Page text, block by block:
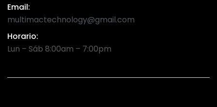
Email:
multimactechnology@gmail.com
Horario:
Lun – Sáb 8:00am – 7:00pm